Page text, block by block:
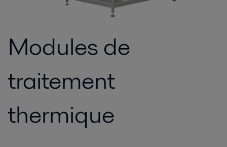
Modules de
traitement
thermique